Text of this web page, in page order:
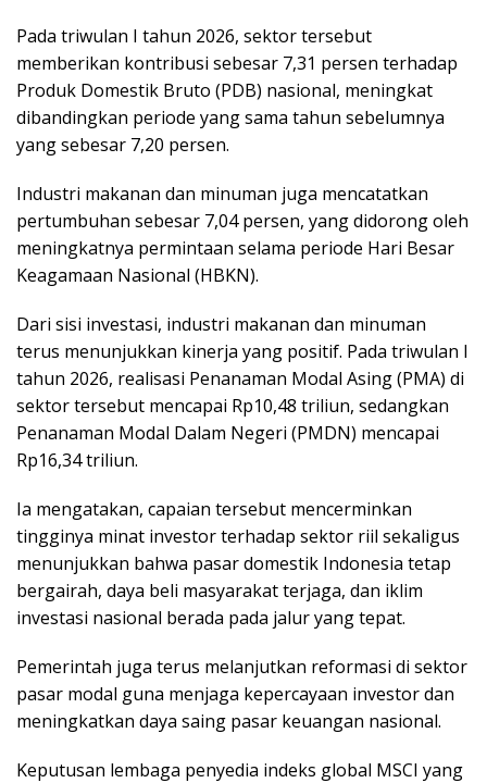
Pada triwulan I tahun 2026, sektor tersebut
memberikan kontribusi sebesar 7,31 persen terhadap
Produk Domestik Bruto (PDB) nasional, meningkat
dibandingkan periode yang sama tahun sebelumnya
yang sebesar 7,20 persen.
Industri makanan dan minuman juga mencatatkan
pertumbuhan sebesar 7,04 persen, yang didorong oleh
meningkatnya permintaan selama periode Hari Besar
Keagamaan Nasional (HBKN).
Dari sisi investasi, industri makanan dan minuman
terus menunjukkan kinerja yang positif. Pada triwulan I
tahun 2026, realisasi Penanaman Modal Asing (PMA) di
sektor tersebut mencapai Rp10,48 triliun, sedangkan
Penanaman Modal Dalam Negeri (PMDN) mencapai
Rp16,34 triliun.
Ia mengatakan, capaian tersebut mencerminkan
tingginya minat investor terhadap sektor riil sekaligus
menunjukkan bahwa pasar domestik Indonesia tetap
bergairah, daya beli masyarakat terjaga, dan iklim
investasi nasional berada pada jalur yang tepat.
Pemerintah juga terus melanjutkan reformasi di sektor
pasar modal guna menjaga kepercayaan investor dan
meningkatkan daya saing pasar keuangan nasional.
Keputusan lembaga penyedia indeks global MSCI yang